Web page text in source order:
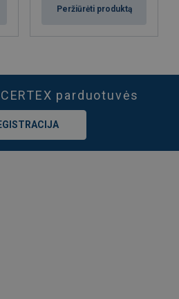
Peržiūrėti produktą
parduotuvės